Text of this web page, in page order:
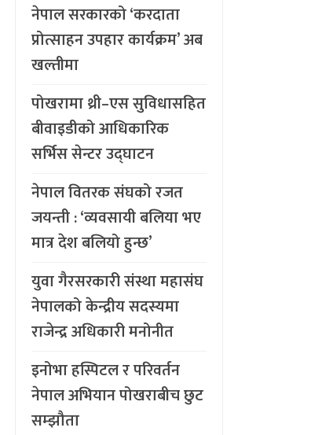
नेपाल सरकारको ‘करदाता
प्रोत्साहन उपहार कार्यक्रम’ अब
खल्तीमा
पोखरामा थ्री–एस सुविधासहित
बीवाइडीको आधिकारिक
सर्भिस सेन्टर उद्घाटन
नेपाल वितरक संघको रजत
जयन्ती : ‘व्यवसायी बलिया भए
मात्र देश बलियो हुन्छ’
युवा गैरसरकारी संस्था महासंघ
नेपालको केन्द्रीय सदस्यमा
राजेन्द्र अधिकारी मनोनीत
इनोभा हस्पिटल र परिवर्तन
नेपाल अभियान पोखराबीच छुट
सम्झौता